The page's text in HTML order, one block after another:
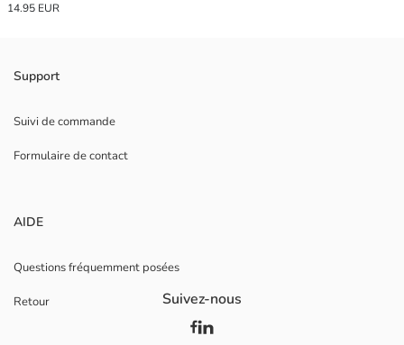
14.95 EUR
Support
Suivi de commande
Formulaire de contact
AIDE
Questions fréquemment posées
Retour Suivez-nous